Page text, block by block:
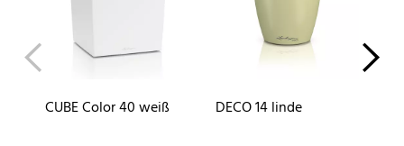
CUBE Color 40 weiß DECO 14 linde